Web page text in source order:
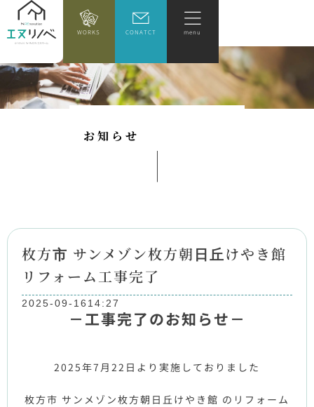
WORKS CONATCT menu
お知 ら せ
枚方市 サンメゾン枚方朝日丘けやき館
リフォーム工事完了
2025-09-16 14:27
－工事完了のお知らせ－
2025年7月22日より実施しておりました
枚方市 サンメゾン枚方朝日丘けやき館 のリフォーム